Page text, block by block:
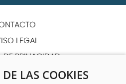
LAS COOKIES
LEGAL
DE PRIVACIDAD
DE COOKIES